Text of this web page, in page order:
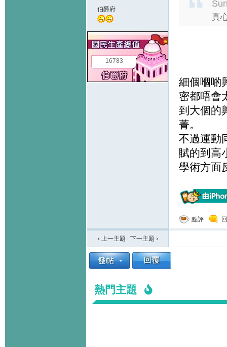
伯爵府
16783
真
細個嗰啲
密都唔會
到大個的
菁。
不過運動
賦的到高
學術方面
點評
‹ 上一主題 下一主題 ›
熱門主題